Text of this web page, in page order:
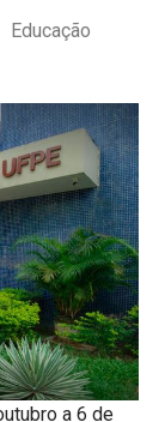
Educação
a 6 de